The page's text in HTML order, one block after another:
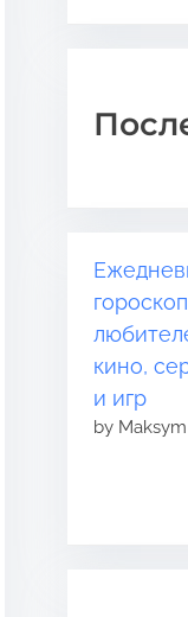
кино,
и игр
by